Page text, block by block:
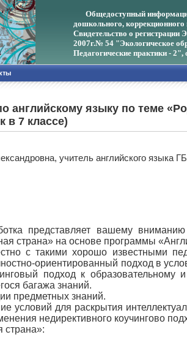
Общедоступный
дошкольного, коррекционного
Свидетельство о
2007г.№ 54 "Экологическое
Педагогические практики - 2",
английскому языку по теме
в 7 классе)
учитель английского языка
представляет вашему
страна» на основе программы
с такими хорошо известными
ориентированный подход в
подход к
багажа знаний.
предметных знаний.
условий для раскрытия
недирективного коучингово
страна»: